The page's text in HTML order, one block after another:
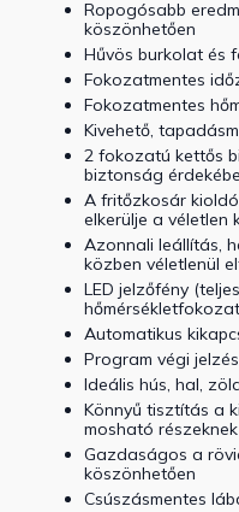
Ropogósabb
köszönhetően
Hűvös burkolat és
Fokozatmentes
Fokozatmentes
Kivehető,
2 fokozatú kettős
biztonság
A fritőzkosár
elkerülje a véletlen
Azonnali leállítás,
közben véletlenül
LED jelzőfény
Automatikus
Program végi jelzés
Ideális hús, hal,
Könnyű tisztítás a
mosható
Gazdaságos a
köszönhetően
Csúszásmentes